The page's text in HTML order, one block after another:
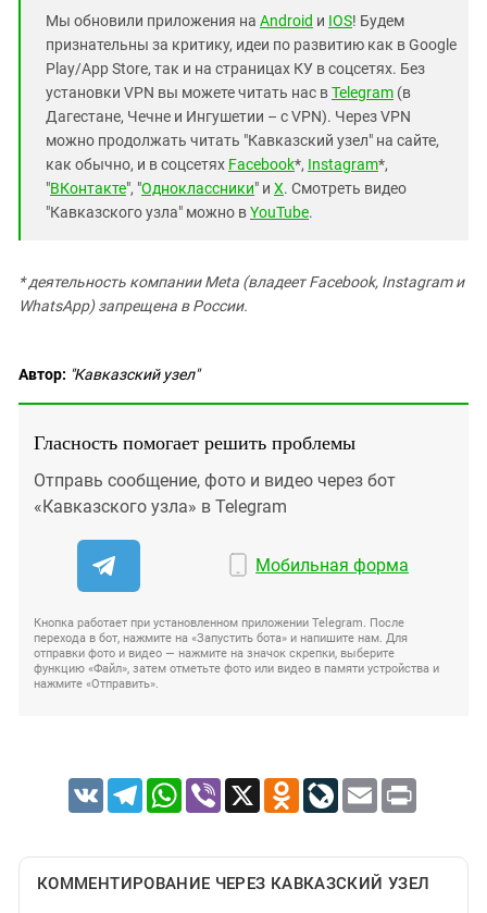
Мы обновили приложения на Android и IOS! Будем
признательны за критику, идеи по развитию как в Google
Play/App Store, так и на страницах КУ в соцсетях. Без
установки VPN вы можете читать нас вTelegram (в
Дагестане, Чечне и Ингушетии – с VPN). Через VPN
можно продолжать читать "Кавказский узел" на сайте,
как обычно, и в соцсетях Facebook*, Instagram*,
"ВКонтакте", "Одноклассники" и X. Смотреть видео
"Кавказского узла" можно вYouTube.
* деятельность компании Meta (владеет Facebook, Instagram и
WhatsApp) запрещена в России.
Автор: "Кавказский узел"
Гласность помогает решить проблемы
Отправь сообщение, фото и видео через бот
«Кавказского узла» в Telegram
Мобильная форма
Кнопка работает при установленном приложении Telegram. После
перехода в бот, нажмите на «Запустить бота» и напишите нам. Для
отправки фото и видео — нажмите на значок скрепки, выберите
функцию «Файл», затем отметьте фото или видео в памяти устройства и
нажмите «Отправить».
VK TelegramWhatsApp
Viber X Odnoklassniki
LiveJournal
Email Print
КОММЕНТИРОВАНИЕ ЧЕРЕЗ КАВКАЗСКИЙ УЗЕЛ